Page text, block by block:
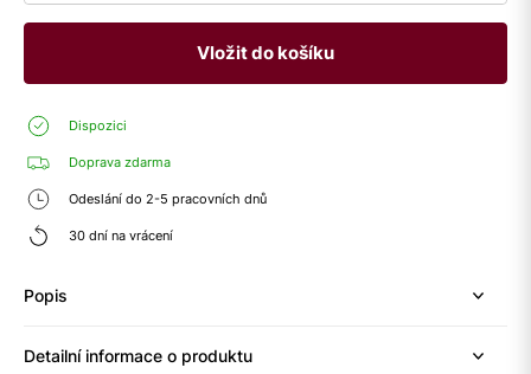
Vložit do košíku
Dispozici
Doprava zdarma
Odeslání do 2-5 pracovních dnů
30 dní na vrácení
Popis
Detailní informace o produktu